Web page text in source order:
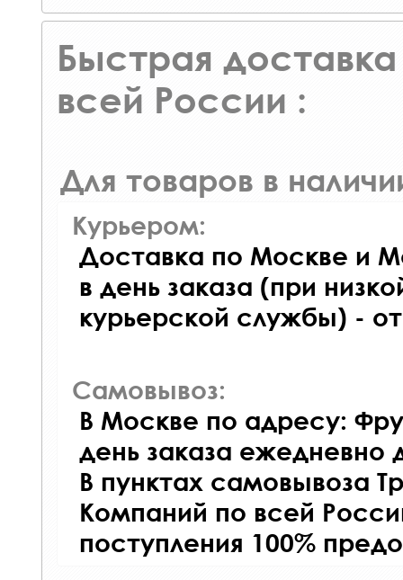
Быстрая доставка
всей России :
Для товаров в
Курьером:
Доставка по Москве и
в день заказа (при
курьерской службы) -
Самовывоз:
В Москве по адресу:
день заказа ежедневно
В пунктах самовывоза
Компаний по всей
поступления 100%